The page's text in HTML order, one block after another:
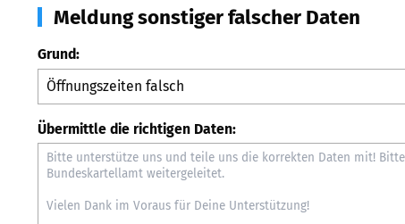
Meldung sonstiger falscher Daten
Grund:
Übermittle die richtigen Daten: